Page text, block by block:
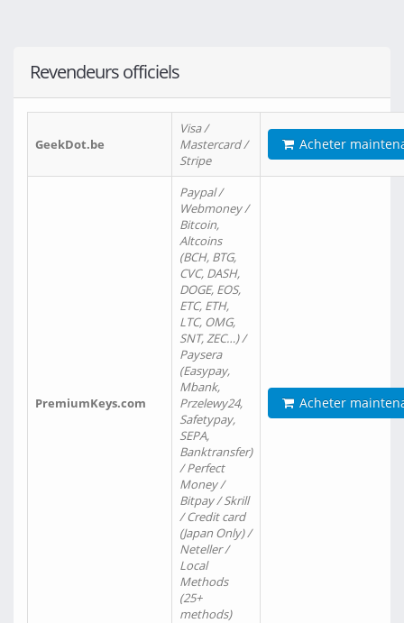
Revendeurs officiels
GeekDot.be
Visa /
Mastercard /
Stripe
Acheter
PremiumKeys.com
Paypal /
Webmoney /
Bitcoin,
Altcoins
(BCH, BTG,
CVC, DASH,
DOGE, EOS,
ETC, ETH,
LTC, OMG,
SNT, ZEC…) /
Paysera
(Easypay,
Mbank,
Przelewy24,
Safetypay,
SEPA,
Banktransfer)
/ Perfect
Money /
Bitpay / Skrill
/ Credit card
(Japan Only) /
Neteller /
Local
Methods
(25+
methods)
Acheter